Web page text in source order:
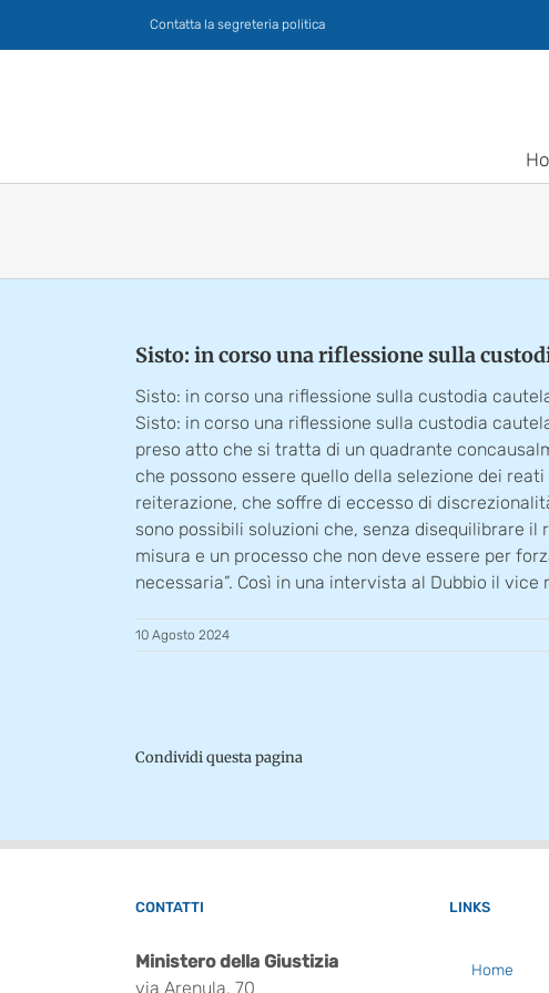
Contatta la segreteria politica
Sisto: in corso una riflessione sulla
Sisto: in corso una riflessione sulla custodia
Sisto: in corso una riflessione sulla custodia
preso atto che si tratta di un quadrante
che possono essere quello della selezione dei
reiterazione, che soffre di eccesso di
sono possibili soluzioni che, senza disequilibrare
misura e un processo che non deve essere per
necessaria”. Così in una intervista al Dubbio il
10 Agosto 2024
Condividi questa pagina
CONTATTI
Ministero della Giustizia
via Arenula, 70
LINKS
Home